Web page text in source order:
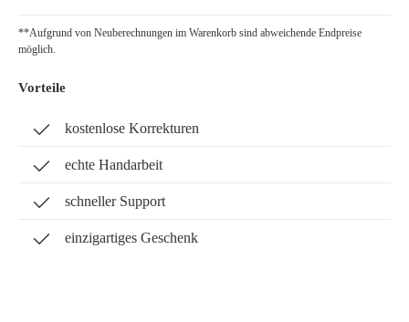
**Aufgrund von Neuberechnungen im Warenkorb sind abweichende Endpreise
möglich.
Vorteile
kostenlose Korrekturen
echte Handarbeit
schneller Support
einzigartiges Geschenk